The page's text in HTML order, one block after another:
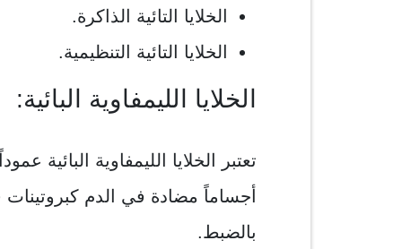
الخلايا التائية الذاكرة.
الخلايا التائية التنظيمية.
الخلايا الليمفاوية البائية:
تعتبر الخلايا الليمفاوية البائية
أجساماً مضادة في الدم
بالضبط.